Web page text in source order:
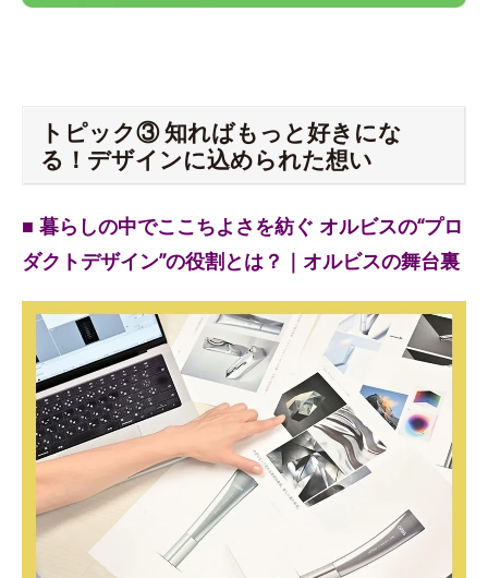
トピック③ 知ればもっと好きにな
る！デザインに込められた想い
■ 暮らしの中でここちよさを紡ぐ オルビスの“プロ
ダクトデザイン”の役割とは？｜オルビスの舞台裏